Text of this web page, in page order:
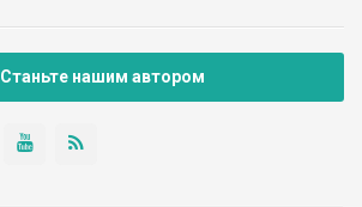
Станьте нашим автором